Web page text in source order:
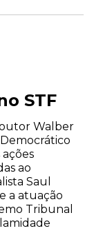
STF
Walber
ao
Saul
a atuação
Tribunal